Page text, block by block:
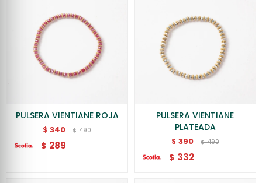
PULSERA VIENTIANE ROJA
$ 340 $ 490
$ 289
PULSERA VIENTIANE
PLATEADA
$ 390 $ 490
$ 332